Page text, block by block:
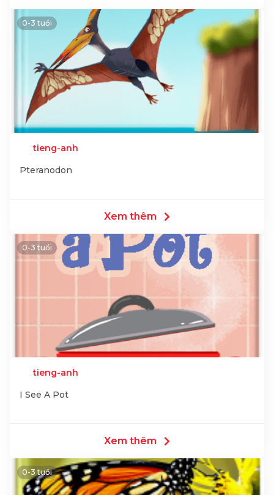
0-3 tuổi
tieng-anh
Pteranodon
Xem thêm
0-3 tuổi
tieng-anh
I See A Pot
Xem thêm
0-3 tuổi